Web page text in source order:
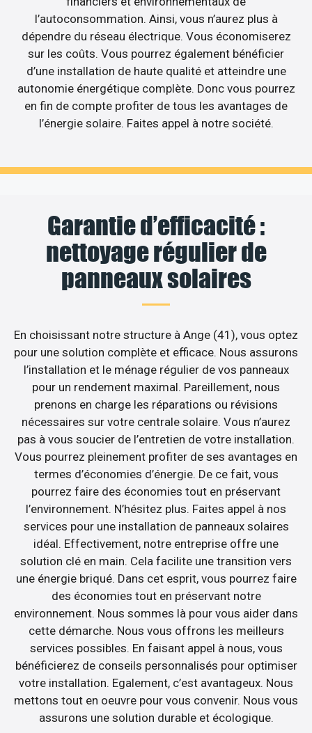
l’autoconsommation. Ainsi, vous n’aurez plus à
dépendre du réseau électrique. Vous économiserez
sur les coûts. Vous pourrez également bénéficier
d’une installation de haute qualité et atteindre une
autonomie énergétique complète. Donc vous pourrez
en fin de compte profiter de tous les avantages de
l’énergie solaire. Faites appel à notre société.
Garantie d’efficacité :
nettoyage régulier de
panneaux solaires
En choisissant notre structure à Ange (41), vous optez
pour une solution complète et efficace. Nous assurons
l’installation et le ménage régulier de vos panneaux
pour un rendement maximal. Pareillement, nous
prenons en charge les réparations ou révisions
nécessaires sur votre centrale solaire. Vous n’aurez
pas à vous soucier de l’entretien de votre installation.
Vous pourrez pleinement profiter de ses avantages en
termes d’économies d’énergie. De ce fait, vous
pourrez faire des économies tout en préservant
l’environnement. N’hésitez plus. Faites appel à nos
services pour une installation de panneaux solaires
idéal. Effectivement, notre entreprise offre une
solution clé en main. Cela facilite une transition vers
une énergie briqué. Dans cet esprit, vous pourrez faire
des économies tout en préservant notre
environnement. Nous sommes là pour vous aider dans
cette démarche. Nous vous offrons les meilleurs
services possibles. En faisant appel à nous, vous
bénéficierez de conseils personnalisés pour optimiser
votre installation. Egalement, c’est avantageux. Nous
mettons tout en oeuvre pour vous convenir. Nous vous
assurons une solution durable et écologique.